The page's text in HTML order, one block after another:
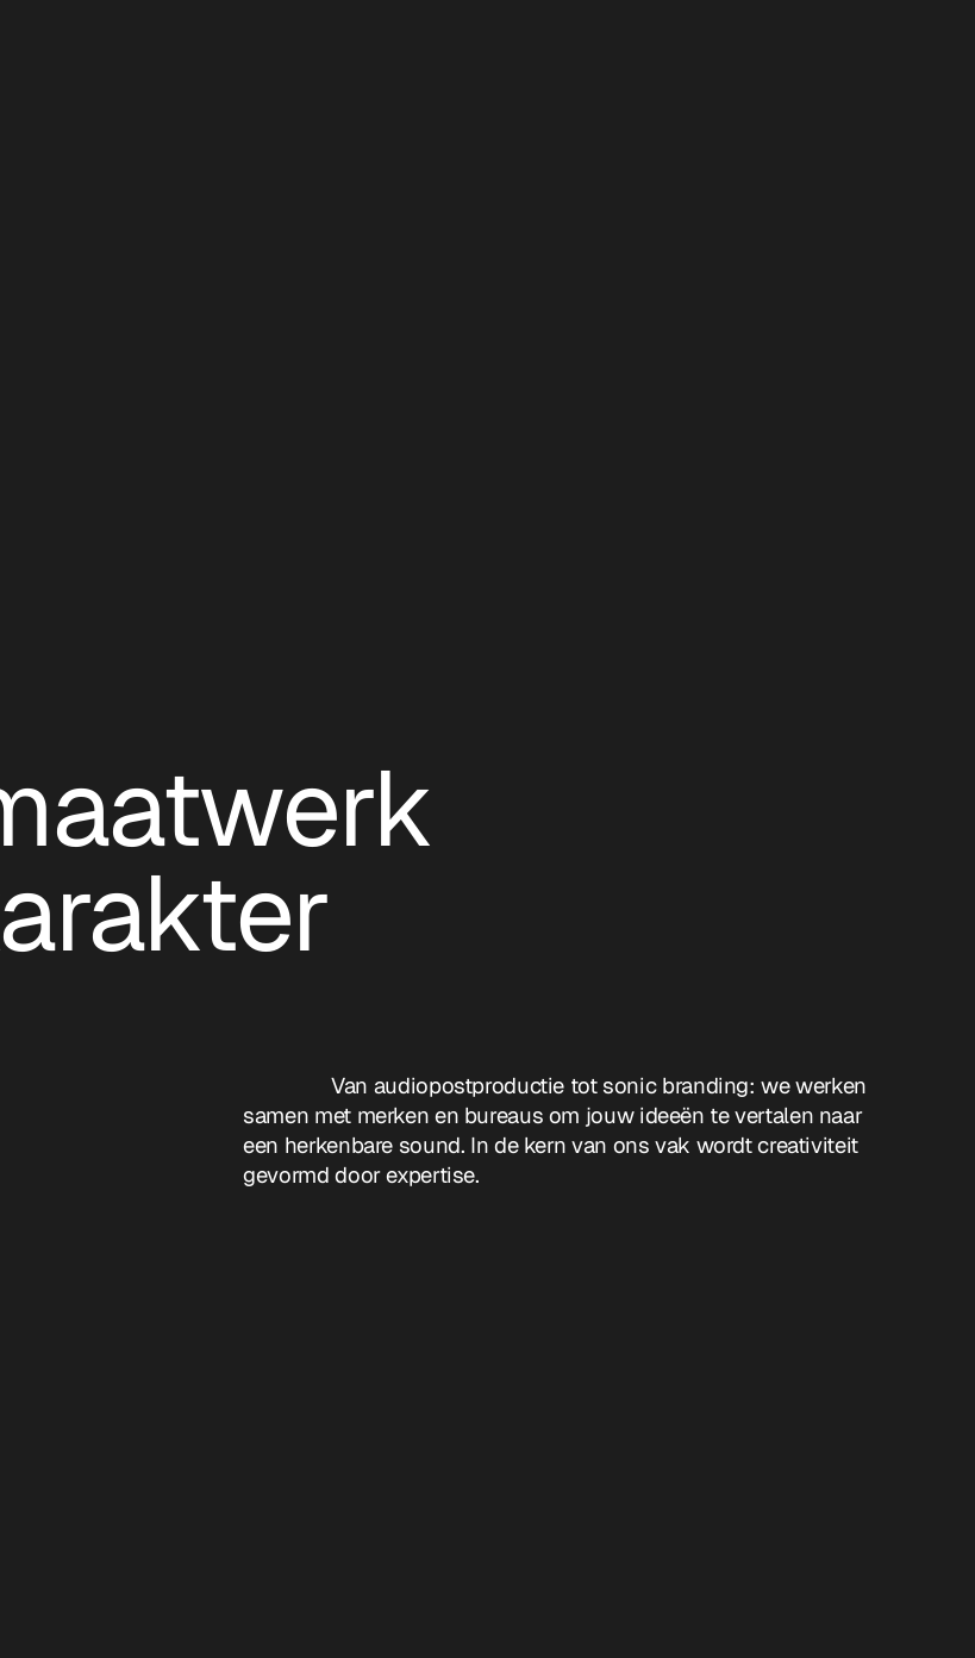
Van audiopostproductie tot sonic branding: we werken
samen met merken en bureaus om jouw ideeën te vertalen naar
een herkenbare sound. In de kern van ons vak wordt creativiteit
gevormd door expertise.